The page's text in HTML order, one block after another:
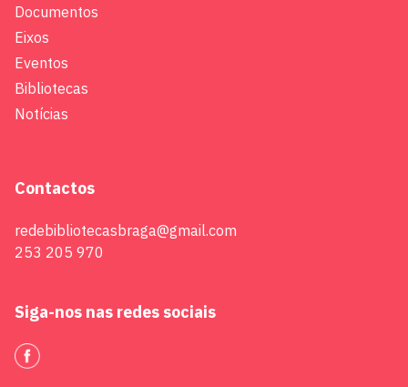
Documentos
Eixos
Eventos
Bibliotecas
Notícias
Contactos
redebibliotecasbraga@gmail.com
253 205 970
Siga-nos nas redes sociais